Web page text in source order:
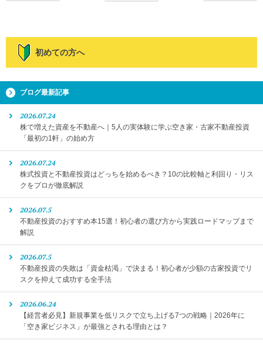
初めての方へ
ブログ最新記事
2026.07.24
株で増えた資産を不動産へ｜5人の実体験に学ぶ空き家・古家不動産投資
「最初の1軒」の始め方
2026.07.24
株式投資と不動産投資はどっちを始めるべき？10の比較軸と利回り・リス
クをプロが徹底解説
2026.07.5
不動産投資のおすすめ本15選！初心者の選び方から実践ロードマップまで
解説
2026.07.5
不動産投資の失敗は「資金枯渇」で決まる！初心者が少額の古家投資でリ
スクを抑えて成功する全手法
2026.06.24
【経営者必見】新規事業を低リスクで立ち上げる7つの戦略｜2026年に
「空き家ビジネス」が最強とされる理由とは？